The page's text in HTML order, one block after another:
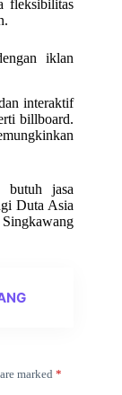
fleksibilitas
iklan
interaktif
billboard.
butuh jasa
Duta Asia
marked *